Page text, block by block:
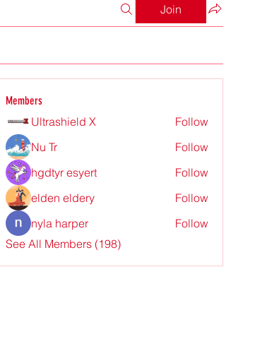
Join
Members
Ultrashield X
Follow
Nu Tr
Follow
hgdtyr esyert
Follow
elden eldery
Follow
nyla harper
Follow
See All Members (198)